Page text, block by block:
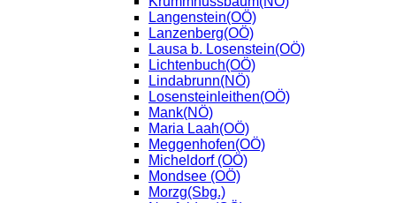
Langenstein(OÖ)
Lanzenberg(OÖ)
Lausa b. Losenstein(OÖ)
Lichtenbuch(OÖ)
Lindabrunn(NÖ)
Losensteinleithen(OÖ)
Mank(NÖ)
Maria Laah(OÖ)
Meggenhofen(OÖ)
Micheldorf (OÖ)
Mondsee (OÖ)
Morzg(Sbg.)